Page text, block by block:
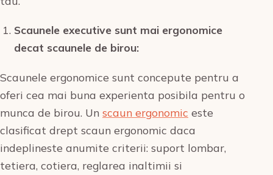
Scaunele executive sunt mai ergonomice
decat scaunele de birou:
Scaunele ergonomice sunt concepute pentru a
oferi cea mai buna experienta posibila pentru o
munca de birou. Un scaun ergonomic este
clasificat drept scaun ergonomic daca
indeplineste anumite criterii: suport lombar,
tetiera, cotiera, reglarea inaltimii si